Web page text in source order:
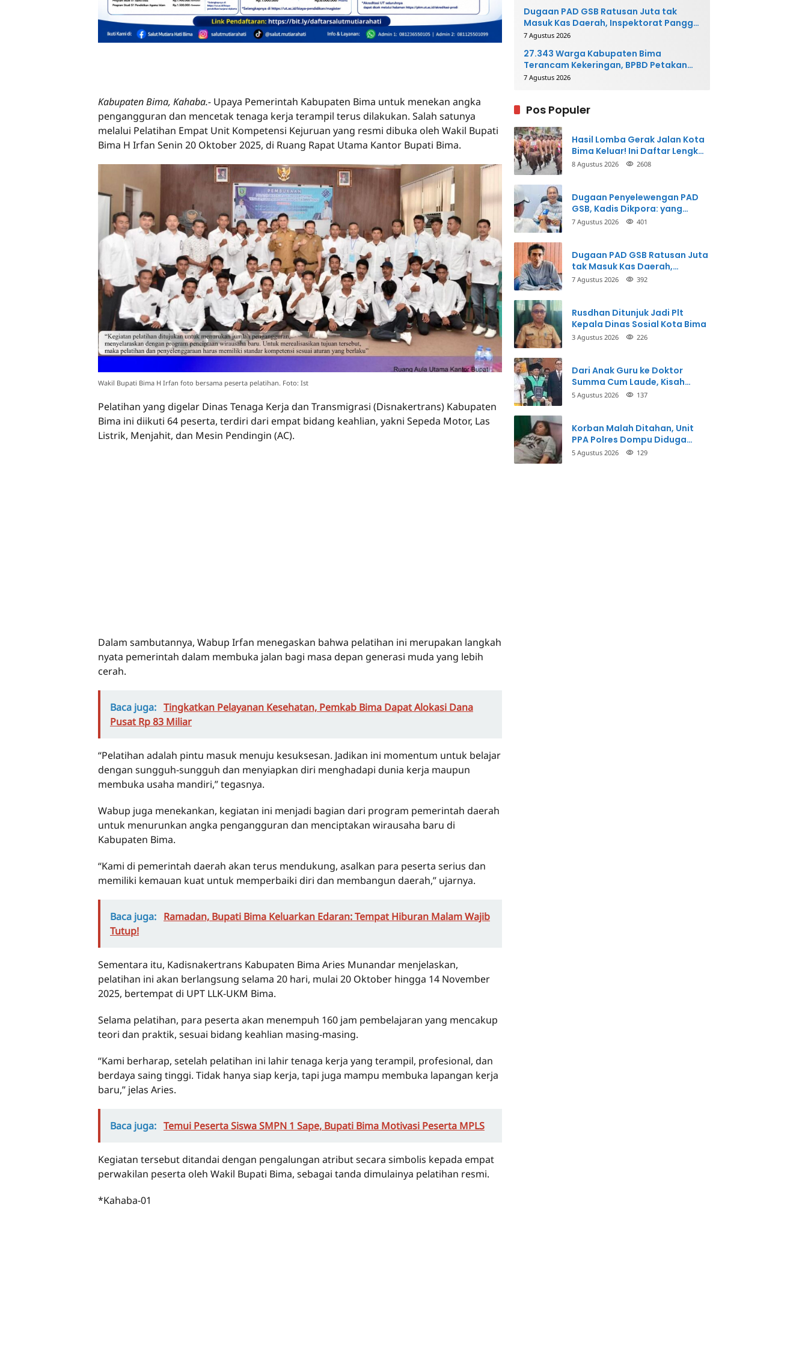
Kabupaten Bima, Kahaba.- Upaya Pemerintah Kabupaten Bima untuk menekan angka
pengangguran dan mencetak tenaga kerja terampil terus dilakukan. Salah satunya
melalui Pelatihan Empat Unit Kompetensi Kejuruan yang resmi dibuka oleh Wakil Bupati
Bima H Irfan Senin 20 Oktober 2025, di Ruang Rapat Utama Kantor Bupati Bima.
Wakil Bupati Bima H Irfan foto bersama peserta pelatihan. Foto: Ist
Pelatihan yang digelar Dinas Tenaga Kerja dan Transmigrasi (Disnakertrans) Kabupaten
Bima ini diikuti 64 peserta, terdiri dari empat bidang keahlian, yakni Sepeda Motor, Las
Listrik, Menjahit, dan Mesin Pendingin (AC).
Dalam sambutannya, Wabup Irfan menegaskan bahwa pelatihan ini merupakan langkah
nyata pemerintah dalam membuka jalan bagi masa depan generasi muda yang lebih
cerah.
Baca juga: Tingkatkan Pelayanan Kesehatan, Pemkab Bima Dapat Alokasi Dana
Pusat Rp 83 Miliar
“Pelatihan adalah pintu masuk menuju kesuksesan. Jadikan ini momentum untuk belajar
dengan sungguh-sungguh dan menyiapkan diri menghadapi dunia kerja maupun
membuka usaha mandiri,” tegasnya.
Wabup juga menekankan, kegiatan ini menjadi bagian dari program pemerintah daerah
untuk menurunkan angka pengangguran dan menciptakan wirausaha baru di
Kabupaten Bima.
“Kami di pemerintah daerah akan terus mendukung, asalkan para peserta serius dan
memiliki kemauan kuat untuk memperbaiki diri dan membangun daerah,” ujarnya.
Baca juga: Ramadan, Bupati Bima Keluarkan Edaran: Tempat Hiburan Malam Wajib
Tutup!
Sementara itu, Kadisnakertrans Kabupaten Bima Aries Munandar menjelaskan,
pelatihan ini akan berlangsung selama 20 hari, mulai 20 Oktober hingga 14 November
2025, bertempat di UPT LLK-UKM Bima.
Selama pelatihan, para peserta akan menempuh 160 jam pembelajaran yang mencakup
teori dan praktik, sesuai bidang keahlian masing-masing.
“Kami berharap, setelah pelatihan ini lahir tenaga kerja yang terampil, profesional, dan
berdaya saing tinggi. Tidak hanya siap kerja, tapi juga mampu membuka lapangan kerja
baru,” jelas Aries.
Baca juga: Temui Peserta Siswa SMPN 1 Sape, Bupati Bima Motivasi Peserta MPLS
Kegiatan tersebut ditandai dengan pengalungan atribut secara simbolis kepada empat
perwakilan peserta oleh Wakil Bupati Bima, sebagai tanda dimulainya pelatihan resmi.
*Kahaba-01
Dugaan PAD GSB Ratusan Juta tak
Masuk Kas Daerah, Inspektorat Panggil
Pihak Terkait
7 Agustus 2026
27.343 Warga Kabupaten Bima
Terancam Kekeringan, BPBD Petakan
40 Desa Rawan
7 Agustus 2026
Pos Populer
Hasil Lomba Gerak Jalan Kota
Bima Keluar! Ini Daftar Lengkap
Para Juara
8 Agustus 2026 2608
Dugaan Penyelewengan PAD
GSB, Kadis Dikpora: yang
Bersangkutan Akui
7 Agustus 2026 401
Dugaan PAD GSB Ratusan Juta
tak Masuk Kas Daerah,
Inspektorat Panggil Pihak
7 Agustus 2026 392
Rusdhan Ditunjuk Jadi Plt
Kepala Dinas Sosial Kota Bima
3 Agustus 2026 226
Dari Anak Guru ke Doktor
Summa Cum Laude, Kisah
Taman Firdaus Menginspirasi
5 Agustus 2026 137
Korban Malah Ditahan, Unit
PPA Polres Dompu Diduga
Balikkan Fakta Kasus
5 Agustus 2026 129